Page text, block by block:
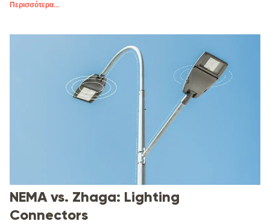
Περισσότερα...
NEMA vs. Zhaga: Lighting
Connectors